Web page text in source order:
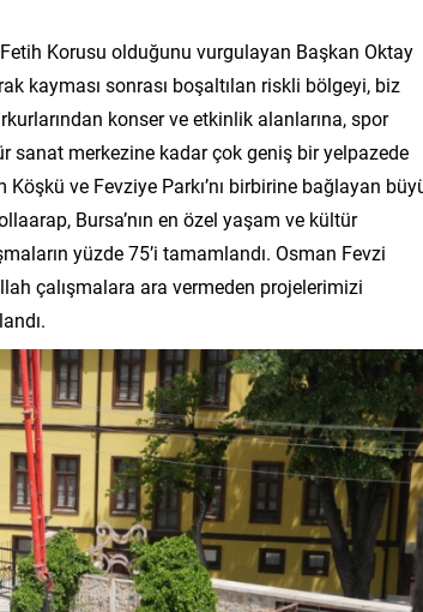
Korusu olduğunu vurgulayan Başkan Oktay
kayması sonrası boşaltılan riskli bölgeyi, biz
konser ve etkinlik alanlarına, spor
sanat merkezine kadar çok geniş bir yelpazede
ve Fevziye Parkı’nı birbirine bağlayan
Bursa’nın en özel yaşam ve kültür
yüzde 75’i tamamlandı. Osman Fevzi
çalışmalara ara vermeden projelerimizi